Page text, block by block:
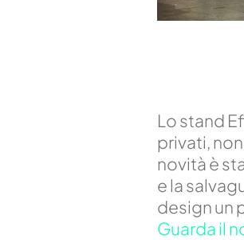
Lo stand
privati,
novità è
e la
design un
Guarda il